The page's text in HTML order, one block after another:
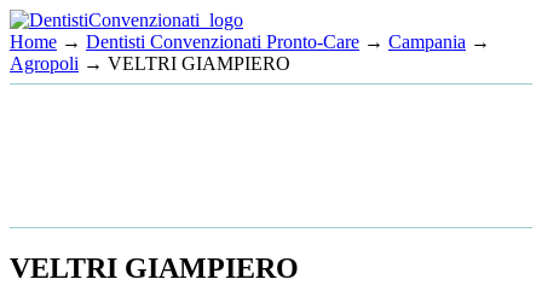
Home → Dentisti Convenzionati Pronto-Care → Campania →
Agropoli → VELTRI GIAMPIERO
VELTRI GIAMPIERO